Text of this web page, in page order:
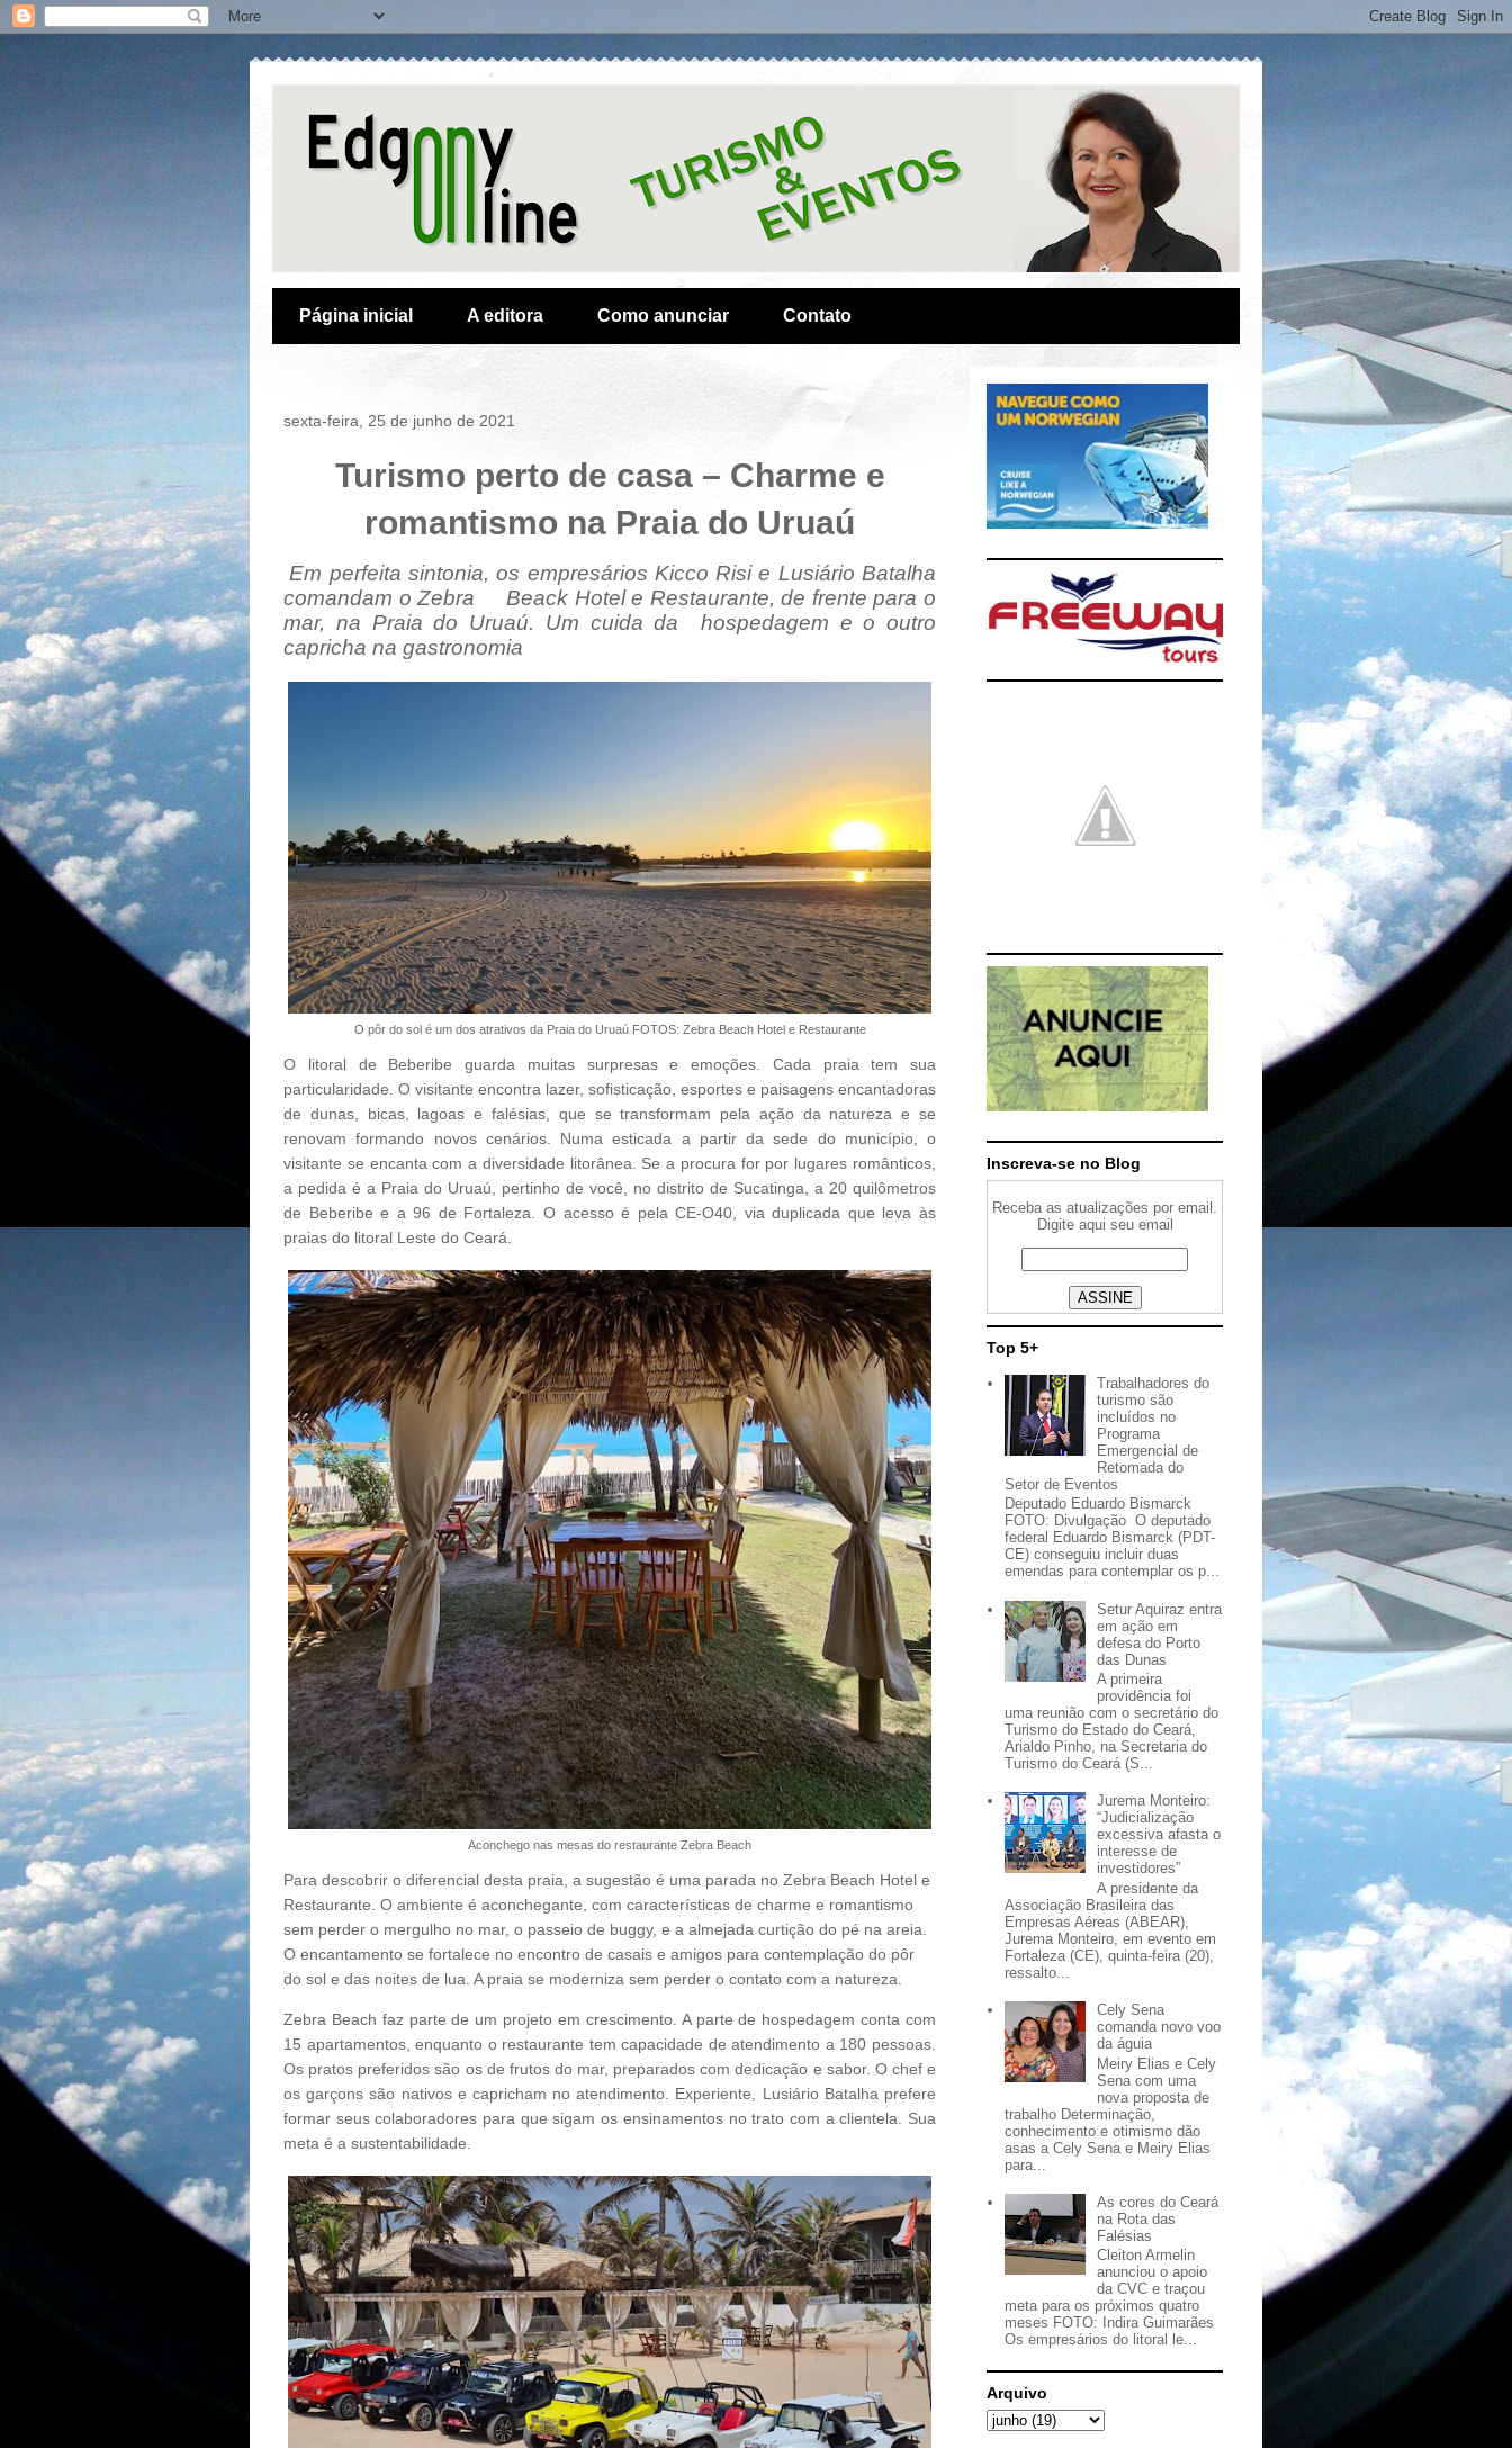
Página inicial A editora Como anunciar Contato
sexta-feira, 25 de junho de 2021
Turismo perto de casa – Charme e
romantismo na Praia do Uruaú
Em perfeita sintonia, os empresários Kicco Risi e Lusiário Batalha
comandam o Zebra Beack Hotel e Restaurante, de frente para o
mar, na Praia do Uruaú. Um cuida da hospedagem e o outro
capricha na gastronomia
O pôr do sol é um dos atrativos da Praia do Uruaú FOTOS: Zebra Beach Hotel e Restaurante
O litoral de Beberibe guarda muitas surpresas e emoções. Cada praia tem sua
particularidade. O visitante encontra lazer, sofisticação, esportes e paisagens encantadoras
de dunas, bicas, lagoas e falésias, que se transformam pela ação da natureza e se
renovam formando novos cenários. Numa esticada a partir da sede do município, o
visitante se encanta com a diversidade litorânea. Se a procura for por lugares românticos,
a pedida é a Praia do Uruaú, pertinho de você, no distrito de Sucatinga, a 20 quilômetros
de Beberibe e a 96 de Fortaleza. O acesso é pela CE-O40, via duplicada que leva às
praias do litoral Leste do Ceará.
Aconchego nas mesas do restaurante Zebra Beach
Para descobrir o diferencial desta praia, a sugestão é uma parada no Zebra Beach Hotel e
Restaurante. O ambiente é aconchegante, com características de charme e romantismo
sem perder o mergulho no mar, o passeio de buggy, e a almejada curtição do pé na areia.
O encantamento se fortalece no encontro de casais e amigos para contemplação do pôr
do sol e das noites de lua. A praia se moderniza sem perder o contato com a natureza.
Zebra Beach faz parte de um projeto em crescimento. A parte de hospedagem conta com
15 apartamentos, enquanto o restaurante tem capacidade de atendimento a 180 pessoas.
Os pratos preferidos são os de frutos do mar, preparados com dedicação e sabor. O chef e
os garçons são nativos e capricham no atendimento. Experiente, Lusiário Batalha prefere
formar seus colaboradores para que sigam os ensinamentos no trato com a clientela. Sua
meta é a sustentabilidade.
Inscreva-se no Blog
Receba as atualizações por email.
Digite aqui seu email
Top 5+
Trabalhadores do
turismo são
incluídos no
Programa
Emergencial de
Retomada do
Setor de Eventos
Deputado Eduardo Bismarck
FOTO: Divulgação O deputado
federal Eduardo Bismarck (PDT-
CE) conseguiu incluir duas
emendas para contemplar os p...
Setur Aquiraz entra
em ação em
defesa do Porto
das Dunas
A primeira
providência foi
uma reunião com o secretário do
Turismo do Estado do Ceará,
Arialdo Pinho, na Secretaria do
Turismo do Ceará (S...
Jurema Monteiro:
“Judicialização
excessiva afasta o
interesse de
investidores”
A presidente da
Associação Brasileira das
Empresas Aéreas (ABEAR),
Jurema Monteiro, em evento em
Fortaleza (CE), quinta-feira (20),
ressalto...
Cely Sena
comanda novo voo
da águia
Meiry Elias e Cely
Sena com uma
nova proposta de
trabalho Determinação,
conhecimento e otimismo dão
asas a Cely Sena e Meiry Elias
para...
As cores do Ceará
na Rota das
Falésias
Cleiton Armelin
anunciou o apoio
da CVC e traçou
meta para os próximos quatro
meses FOTO: Indira Guimarães
Os empresários do litoral le...
Arquivo